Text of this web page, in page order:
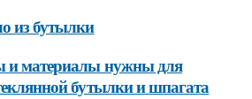
из бутылки
и материалы нужны для
бутылки и шпагата